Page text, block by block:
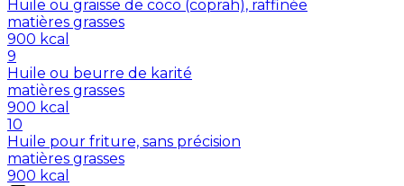
Huile ou graisse de coco (coprah), raffinée
matières grasses
900 kcal
9
Huile ou beurre de karité
matières grasses
900 kcal
10
Huile pour friture, sans précision
matières grasses
900 kcal